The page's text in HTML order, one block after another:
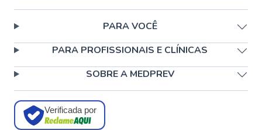
PARA VOCÊ
PARA PROFISSIONAIS E CLÍNICAS
SOBRE A MEDPREV
Verificada por